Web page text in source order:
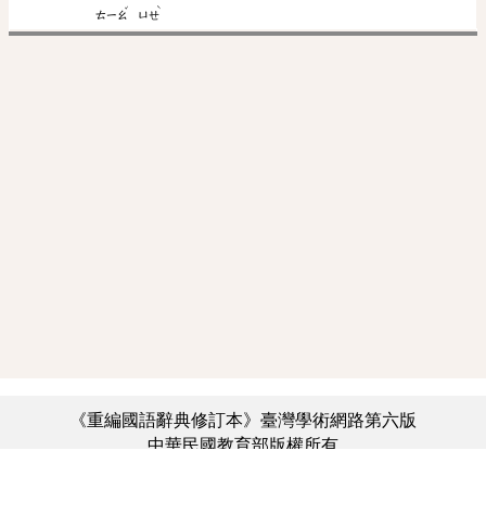
ㄊㄧㄠ
ˇ
ㄩㄝ
ˋ
《重編國語辭典修訂本》臺灣學術網路第六版
中華民國教育部版權所有